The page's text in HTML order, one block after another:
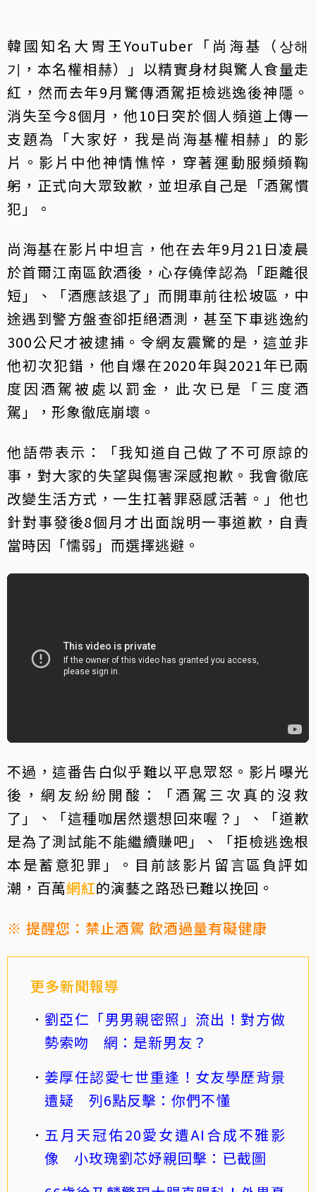
韓國知名大胃王YouTuber「尚海基（상해
기，本名權相赫）」以精實身材與驚人食量走
紅，然而去年9月驚傳酒駕拒檢逃逸後神隱。
消失至今8個月，他10日突於個人頻道上傳一
支題為「大家好，我是尚海基權相赫」的影
片。影片中他神情憔悴，穿著運動服頻頻鞠
躬，正式向大眾致歉，並坦承自己是「酒駕慣
犯」。
尚海基在影片中坦言，他在去年9月21日凌晨
於首爾江南區飲酒後，心存僥倖認為「距離很
短」、「酒應該退了」而開車前往松坡區，中
途遇到警方盤查卻拒絕酒測，甚至下車逃逸約
300公尺才被逮捕。令網友震驚的是，這並非
他初次犯錯，他自爆在2020年與2021年已兩
度因酒駕被處以罰金，此次已是「三度酒
駕」，形象徹底崩壞。
他語帶表示：「我知道自己做了不可原諒的
事，對大家的失望與傷害深感抱歉。我會徹底
改變生活方式，一生扛著罪惡感活著。」他也
針對事發後8個月才出面說明一事道歉，自責
當時因「懦弱」而選擇逃避。
不過，這番告白似乎難以平息眾怒。影片曝光
後，網友紛紛開酸：「酒駕三次真的沒救
了」、「這種咖居然還想回來喔？」、「道歉
是為了測試能不能繼續賺吧」、「拒檢逃逸根
本是蓄意犯罪」。目前該影片留言區負評如
潮，百萬網紅的演藝之路恐已難以挽回。
※ 提醒您：禁止酒駕 飲酒過量有礙健康
更多新聞報導
劉亞仁「男男親密照」流出！對方做
勢索吻 網：是新男友？
姜厚任認愛七世重逢！女友學歷背景
遭疑 列6點反擊：你們不懂
五月天冠佑20愛女遭AI合成不雅影
像 小玫瑰劉芯妤親回擊：已截圖